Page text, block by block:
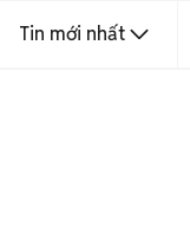
Tin mới nhất